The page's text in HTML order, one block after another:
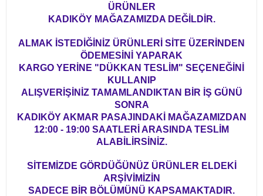
ÜRÜNLER
KADIKÖY MAĞAZAMIZDA DEĞİLDİR.
ALMAK İSTEDİĞİNİZ ÜRÜNLERİ SİTE ÜZERİNDEN
ÖDEMESİNİ YAPARAK
KARGO YERİNE "DÜKKAN TESLİM" SEÇENEĞİNİ
KULLANIP
ALIŞVERİŞİNİZ TAMAMLANDIKTAN BİR İŞ GÜNÜ
SONRA
KADIKÖY AKMAR PASAJINDAKİ MAĞAZAMIZDAN
12:00 - 19:00 SAATLERİ ARASINDA TESLİM
ALABİLİRSİNİZ.
SİTEMİZDE GÖRDÜĞÜNÜZ ÜRÜNLER ELDEKİ
ARŞİVİMİZİN
SADECE BİR BÖLÜMÜNÜ KAPSAMAKTADIR.